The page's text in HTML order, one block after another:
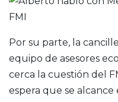
Por su parte, la
equipo de asesores
cerca la cuestión del
espera que se